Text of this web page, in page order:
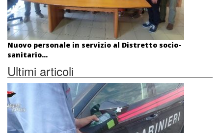
Nuovo personale in servizio al Distretto socio-
sanitario...
Ultimi articoli